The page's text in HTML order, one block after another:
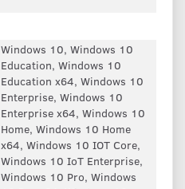
Windows 10, Windows 10
Education, Windows 10
Education x64, Windows 10
Enterprise, Windows 10
Enterprise x64, Windows 10
Home, Windows 10 Home
x64, Windows 10 IOT Core,
Windows 10 IoT Enterprise,
Windows 10 Pro, Windows